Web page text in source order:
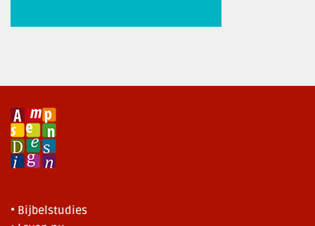
• Bijbelstudies